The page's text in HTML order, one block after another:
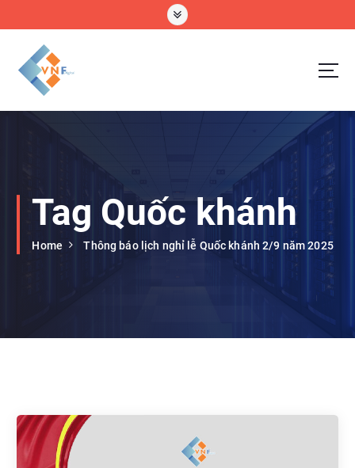
c
VNF Digital Technology Company Limtted
Tag Quốc khánh
Home Thông báo lịch nghỉ lễ Quốc khánh 2/9 năm 2025